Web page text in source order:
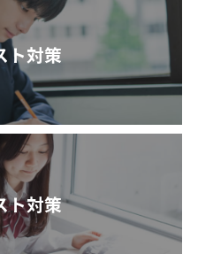
ト対策
ト対策